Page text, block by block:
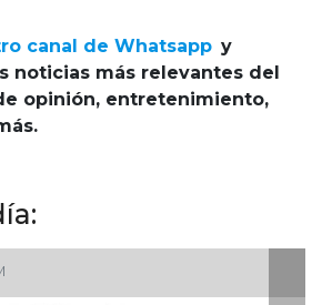
canal de Whatsapp y
noticias más relevantes del
opinión, entretenimiento,